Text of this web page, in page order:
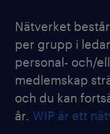
Nätverket
per grupp i
personal- och/
medlemskap
och du kan
år. WIP är ett